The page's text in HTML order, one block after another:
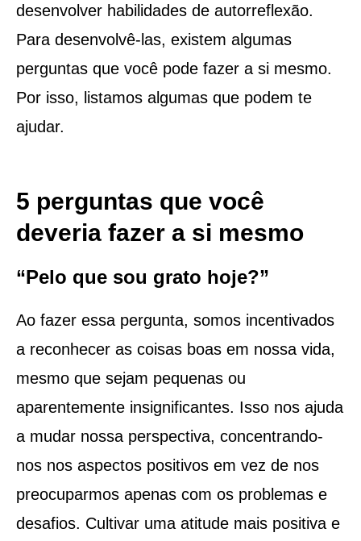
desenvolver habilidades de autorreflexão.
Para desenvolvê-las, existem algumas
perguntas que você pode fazer a si mesmo.
Por isso, listamos algumas que podem te
ajudar.
5 perguntas que você
deveria fazer a si mesmo
“Pelo que sou grato hoje?”
Ao fazer essa pergunta, somos incentivados
a reconhecer as coisas boas em nossa vida,
mesmo que sejam pequenas ou
aparentemente insignificantes. Isso nos ajuda
a mudar nossa perspectiva, concentrando-
nos nos aspectos positivos em vez de nos
preocuparmos apenas com os problemas e
desafios. Cultivar uma atitude mais positiva e